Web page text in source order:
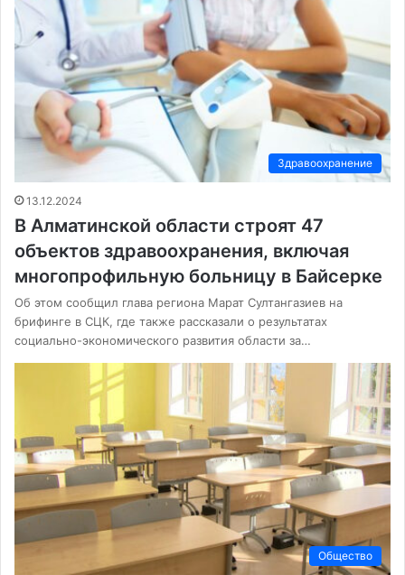
Здравоохранение
13.12.2024
В Алматинской области строят 47
объектов здравоохранения, включая
многопрофильную больницу в Байсерке
Об этом сообщил глава региона Марат Султангазиев на
брифинге в СЦК, где также рассказали о результатах
социально-экономического развития области за…
Общество